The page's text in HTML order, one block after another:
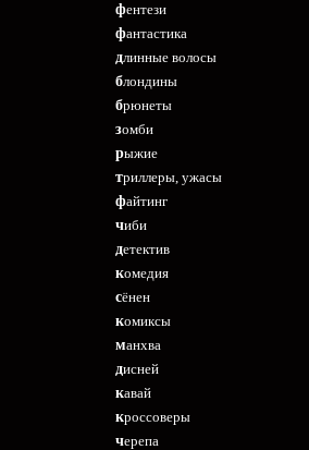
фентези
фантастика
длинные волосы
блондины
брюнеты
зомби
рыжие
триллеры, ужасы
файтинг
чиби
детектив
комедия
сёнен
комиксы
манхва
дисней
кавай
кроссоверы
черепа